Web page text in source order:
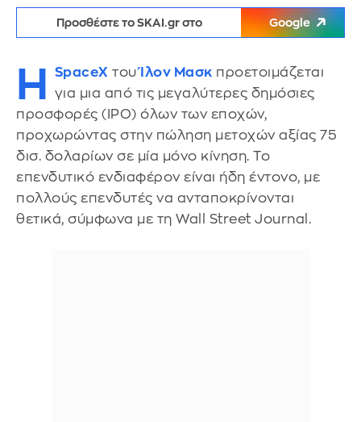
Προσθέστε το SKAI.gr στο Google
Η SpaceX του Ίλον Μασκ προετοιμάζεται
για μια από τις μεγαλύτερες δημόσιες
προσφορές (IPO) όλων των εποχών,
προχωρώντας στην πώληση μετοχών αξίας 75
δισ. δολαρίων σε μία μόνο κίνηση. Το
επενδυτικό ενδιαφέρον είναι ήδη έντονο, με
πολλούς επενδυτές να ανταποκρίνονται
θετικά, σύμφωνα με τη Wall Street Journal.